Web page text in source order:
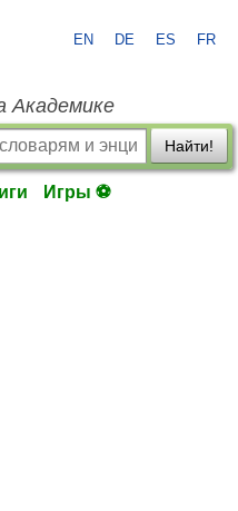
EN DE ES FR
Академике
Найти!
Игры ⚽